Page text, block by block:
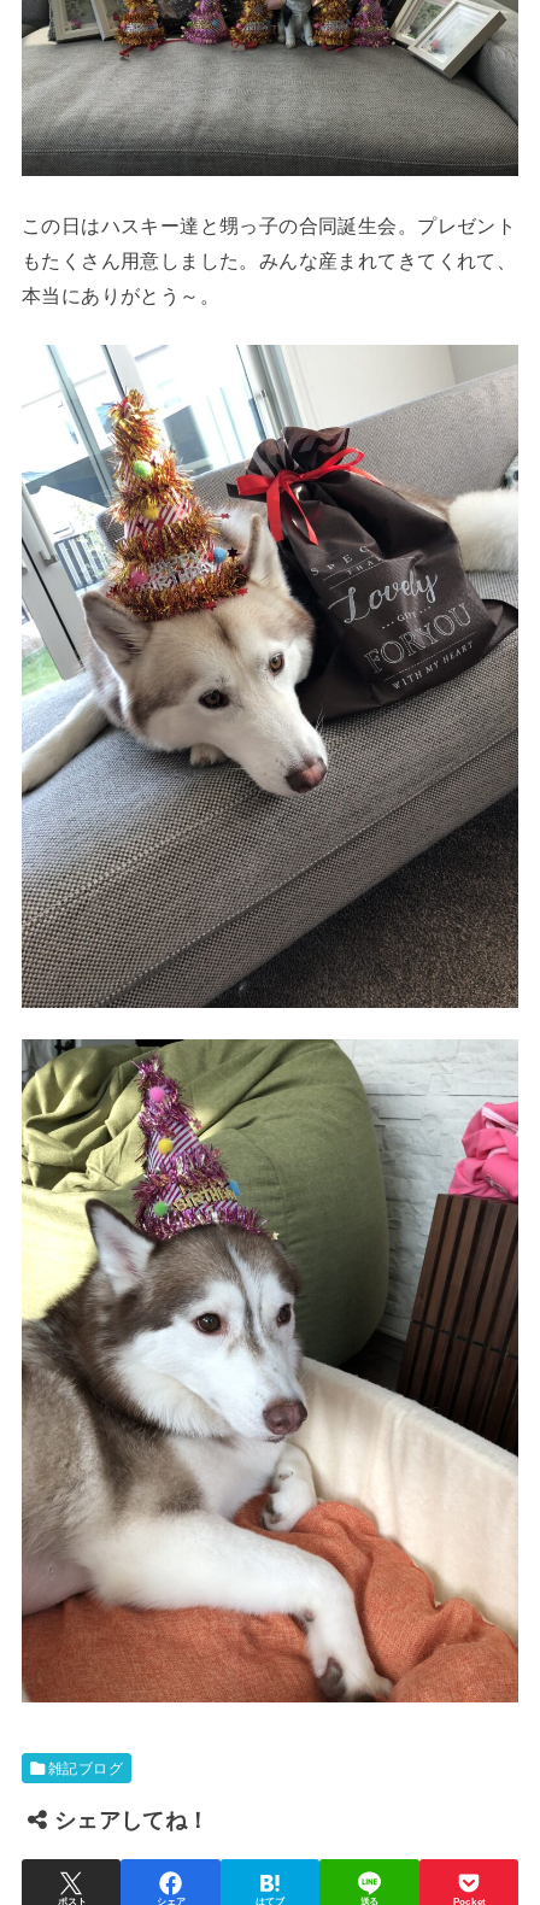
この日はハスキー達と甥っ子の合同誕生会。プレゼント
もたくさん用意しました。みんな産まれてきてくれて、
本当にありがとう～。
雑記ブログ
シェアしてね！
ポスト シェア はてブ 送る Pocket